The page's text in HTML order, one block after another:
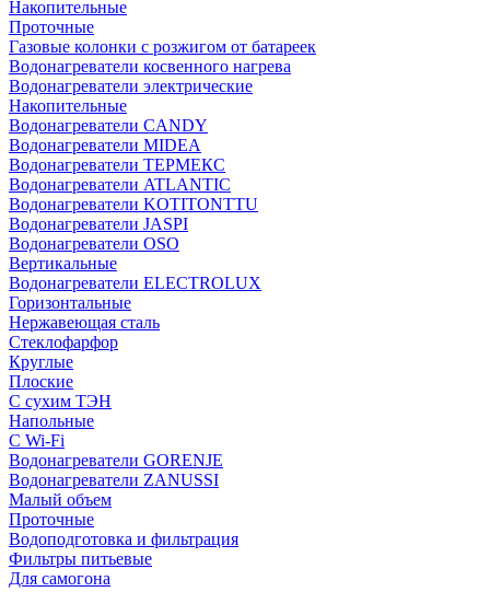
Накопительные
Проточные
Газовые колонки с розжигом от батареек
Водонагреватели косвенного нагрева
Водонагреватели электрические
Накопительные
Водонагреватели CANDY
Водонагреватели MIDEA
Водонагреватели ТЕРМЕКС
Водонагреватели ATLANTIC
Водонагреватели KOTITONTTU
Водонагреватели JASPI
Водонагреватели OSO
Вертикальные
Водонагреватели ELECTROLUX
Горизонтальные
Нержавеющая сталь
Стеклофарфор
Круглые
Плоские
С сухим ТЭН
Напольные
С Wi-Fi
Водонагреватели GORENJE
Водонагреватели ZANUSSI
Малый объем
Проточные
Водоподготовка и фильтрация
Фильтры питьевые
Для самогона